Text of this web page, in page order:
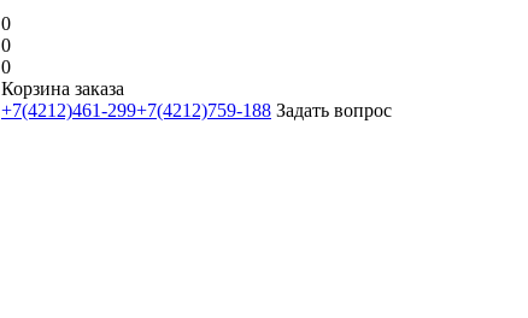
0
0
0
Корзина заказа
+7(4212)461-299+7(4212)759-188 Задать вопрос